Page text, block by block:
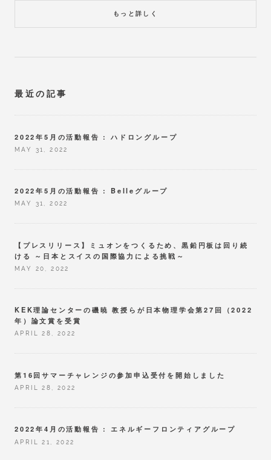
もっと詳しく
最近の記事
2022年5月の活動報告 : ハドロングループ
MAY 31, 2022
2022年5月の活動報告 : Belleグループ
MAY 31, 2022
【プレスリリース】ミュオンをつくるため、黒鉛円板は回り続
ける ～日本とスイスの国際協力による挑戦～
MAY 20, 2022
KEK理論センターの磯暁 教授らが日本物理学会第27回（2022
年）論文賞を受賞
APRIL 28, 2022
第16回サマーチャレンジの参加申込受付を開始しました
APRIL 28, 2022
2022年4月の活動報告 : エネルギーフロンティアグループ
APRIL 21, 2022